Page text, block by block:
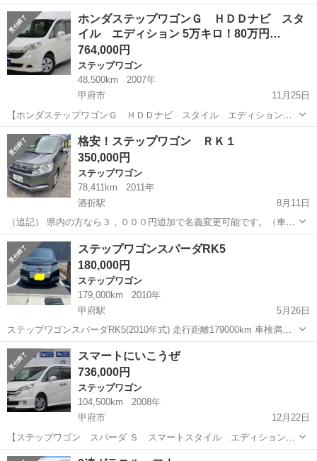
https://www.otoron.jp/lists/detail?carno=034342 LINEで簡単問合せ！24
時間・見積り・相談無料...
山梨 甲府市 ステップワゴン ホンダステップワゴン
ホンダステップワゴンＧ ＨＤＤナビ スタ
イル エディション 5万キロ！80万円…
764,000円
ステップワゴン
48,500km
2007年
甲府市
11月25日
【ホンダステップワゴンＧ ＨＤＤナビ スタイル エディション】
車輛詳細URL ↓↓ https://www.otoron.jp/lists/detail?carno=034521 LINE
で簡単問合せ！2...
山梨 甲府市 ステップワゴン ホンダステップワゴン
格安！ステップワゴン ＲＫ１
350,000円
ステップワゴン
78,411km
2011年
酒折駅
8月11日
（追記） 県内の方なら３，０００円追加で名義変更可能です。（車庫
証明は購入者様でお願いします） ご覧頂きありがとうございます。 即
購入はご遠慮下さい。 コミコミ価格です。手元３５欲しいです。 ホ
ン...
山梨 甲府市 酒折駅 ステップワゴン
ステップワゴンスパーダRK5
180,000円
ステップワゴン
179,000km
2010年
甲府駅
5月26日
ステップワゴンスパーダRK5(2010年式) 走行距離179000km 車検満了
日R5.8.1 バイク積載のため2列目シート無し(車検証にて5人乗り登録
済) リコール箇所対策済み 値下げは致しません。
山梨 甲府市 甲府駅 ステップワゴン
スマートにいこうぜ
736,000円
ステップワゴン
104,500km
2008年
甲府市
12月22日
【ステップワゴン スパーダ Ｓ スマートスタイル エディション】
車両詳細URL⇊ https://www.otoron.jp/lists/detail?carno=029953 LINEで
山梨 甲府市 ステップワゴン